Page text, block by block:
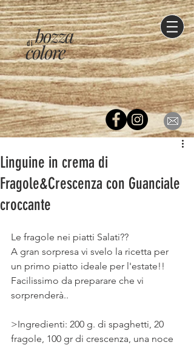
di
colore
bozza
Linguine in crema di
Fragole&Crescenza con Guanciale
croccante
Le fragole nei piatti Salati??
A gran sorpresa vi svelo la ricetta per
un primo piatto ideale per l'estate!!
Facilissimo da preparare che vi
sorprenderà..
>Ingredienti: 200 g. di spaghetti, 20
fragole, 100 gr di crescenza, una noce